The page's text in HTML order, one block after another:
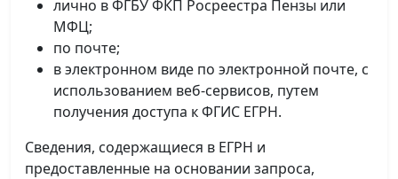
лично в ФГБУ ФКП Росреестра Пензы или
МФЦ;
по почте;
в электронном виде по электронной почте, с
использованием веб-сервисов, путем
получения доступа к ФГИС ЕГРН.
Сведения, содержащиеся в ЕГРН и
предоставленные на основании запроса,